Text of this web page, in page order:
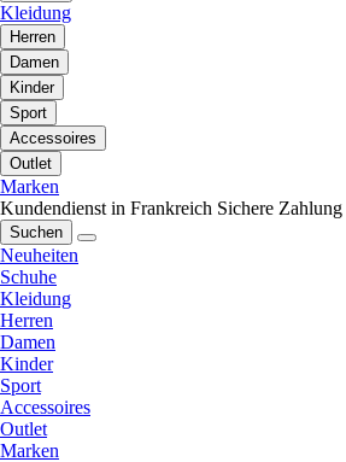
Kleidung
Herren
Damen
Kinder
Sport
Accessoires
Outlet
Marken
Kundendienst in Frankreich Sichere Zahlung
Suchen
Neuheiten
Schuhe
Kleidung
Herren
Damen
Kinder
Sport
Accessoires
Outlet
Marken